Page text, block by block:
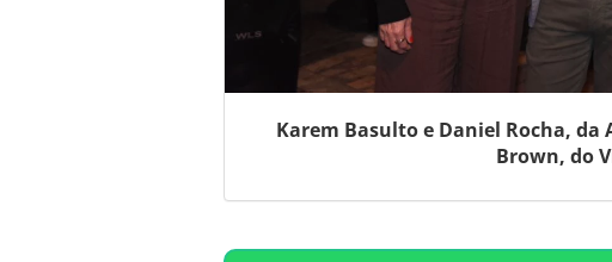
Karem Basulto e Daniel Rocha, da
Brown, do